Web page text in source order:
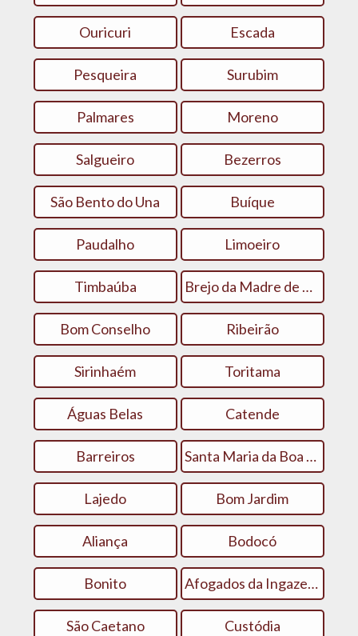
Ouricuri Escada
Pesqueira Surubim
Palmares Moreno
Salgueiro Bezerros
São Bento do Una Buíque
Paudalho Limoeiro
Timbaúba Brejo da Madre de Deus
Bom Conselho Ribeirão
Sirinhaém Toritama
Águas Belas Catende
Barreiros Santa Maria da Boa Vista
Lajedo Bom Jardim
Aliança Bodocó
Bonito Afogados da Ingazeira
São Caetano Custódia